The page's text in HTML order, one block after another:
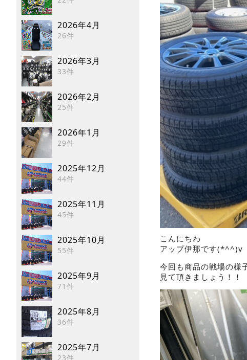
2026年4月
26件
2026年3月
33件
2026年2月
25件
2026年1月
29件
2025年12月
44件
2025年11月
45件
2025年10月
55件
2025年9月
71件
2025年8月
36件
2025年7月
23件
こんにちわ
アップ伊那です(*^^)v
今回も商品の戦場の様
見て頂きましょう！！